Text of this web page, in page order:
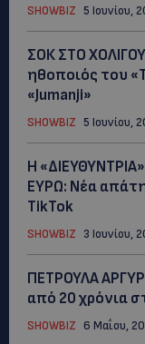
SHOWBIZ 5 Ιουνίου,
ΣΟΚ ΣΤΟ
ηθοποιός του
«Jumanji»
SHOWBIZ 5 Ιουνίου,
Η
ΕΥΡΩ: Νέα
TikTok
SHOWBIZ 3 Ιουνίου,
ΠΕΤΡΟΥΛΑ
από 20 χρόνια
SHOWBIZ 6 Μαΐου,